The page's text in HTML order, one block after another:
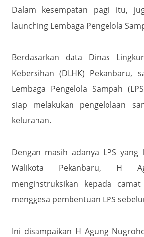
Dalam kesempatan pagi itu,
launching Lembaga Pengelola
Berdasarkan data Dinas
Kebersihan (DLHK) Pekanbaru,
Lembaga Pengelola Sampah
siap melakukan pengelolaan
kelurahan.
Dengan masih adanya LPS
Walikota Pekanbaru, H
menginstruksikan kepada
menggesa pembentuan LPS
Ini disampaikan H Agung